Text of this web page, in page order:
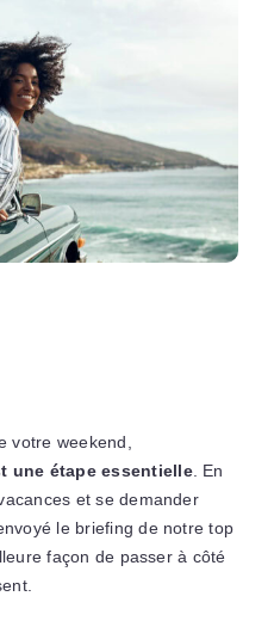
votre weekend,
une étape essentielle. En
et se demander
le briefing de notre top
façon de passer à côté